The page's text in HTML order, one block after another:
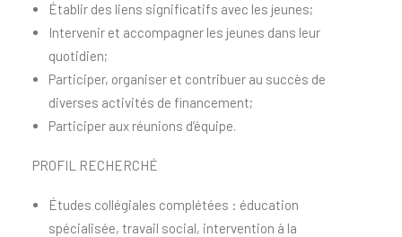
Établir des liens significatifs avec les jeunes;
Intervenir et accompagner les jeunes dans leur
quotidien;
Participer, organiser et contribuer au succès de
diverses activités de financement;
Participer aux réunions d’équipe.
PROFIL RECHERCHÉ
Études collégiales complétées : éducation
spécialisée, travail social, intervention à la